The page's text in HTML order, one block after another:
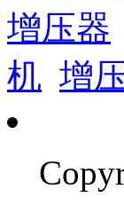
增压器
机 增